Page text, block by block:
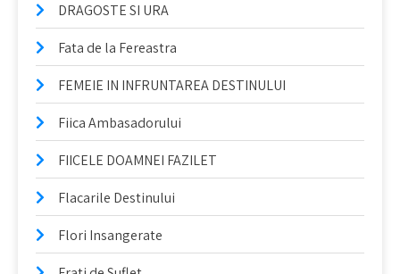
DRAGOSTE SI URA
Fata de la Fereastra
FEMEIE IN INFRUNTAREA DESTINULUI
Fiica Ambasadorului
FIICELE DOAMNEI FAZILET
Flacarile Destinului
Flori Insangerate